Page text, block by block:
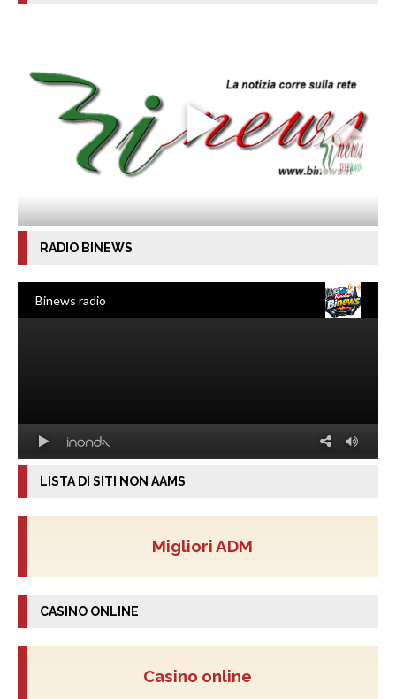
RADIO BINEWS
LISTA DI SITI NON AAMS
Migliori ADM
CASINO ONLINE
Casino online